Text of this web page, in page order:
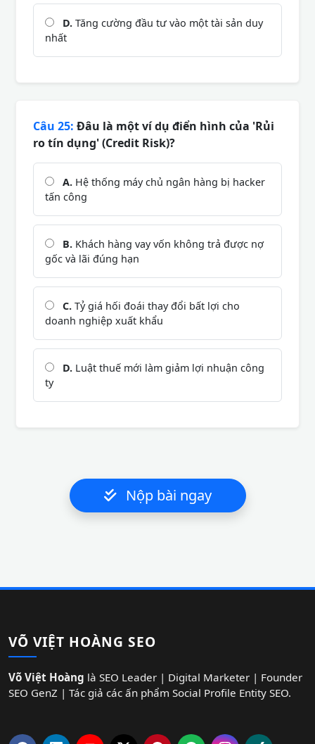
D. Tăng cường đầu tư vào một tài sản duy
nhất
Câu 25: Đâu là một ví dụ điển hình của 'Rủi
ro tín dụng' (Credit Risk)?
A. Hệ thống máy chủ ngân hàng bị hacker
tấn công
B. Khách hàng vay vốn không trả được nợ
gốc và lãi đúng hạn
C. Tỷ giá hối đoái thay đổi bất lợi cho
doanh nghiệp xuất khẩu
D. Luật thuế mới làm giảm lợi nhuận công
ty
Nộp bài ngay
VÕ VIỆT HOÀNG SEO
Võ Việt Hoàng là SEO Leader | Digital Marketer | Founder
SEO GenZ | Tác giả các ấn phẩm Social Profile Entity SEO.